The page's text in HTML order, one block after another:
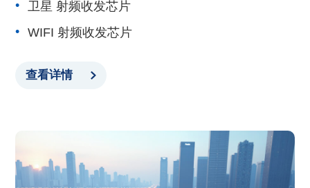
卫星 射频收发芯片
WIFI 射频收发芯片
查看详情